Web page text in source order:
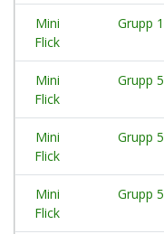
Mini
Flick
Grupp 1
Mini
Flick
Grupp 5
Mini
Flick
Grupp 5
Mini
Flick
Grupp 5